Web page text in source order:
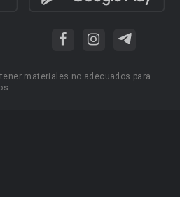
materiales no adecuados para